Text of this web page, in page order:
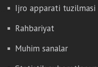
Ijro apparati tuzilmasi
Rahbariyat
Muhim sanalar